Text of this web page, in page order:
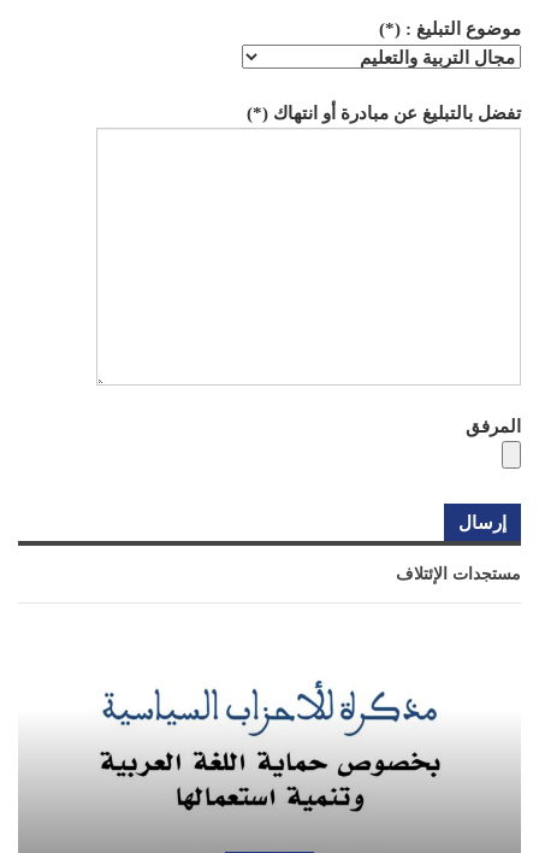
موضوع التبليغ : (*)
تفضل بالتبليغ عن مبادرة أو انتهاك (*)
المرفق
مستجدات الإئتلاف